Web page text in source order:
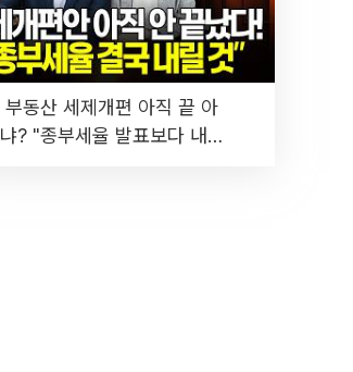
부동산 세제개편 아직 끝 아
냐? "종부세율 발표보다 내릴